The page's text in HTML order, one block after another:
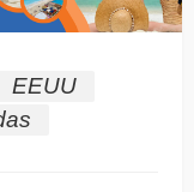
EEUU